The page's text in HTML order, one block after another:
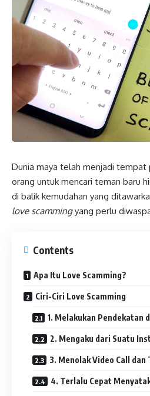
Dunia maya telah menjadi tempat
orang untuk mencari teman baru
di balik kemudahan yang
love scammingyang perlu
Contents
Apa Itu Love Scamming?
Ciri-Ciri Love Scamming
1. Melakukan Pendekatan
2. Mengaku dari Suatu
3. Menolak Video Call dan
4. Terlalu Cepat